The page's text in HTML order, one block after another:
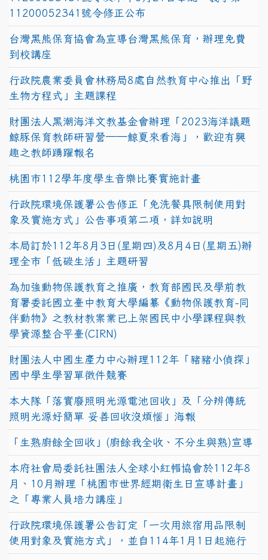
11200052341號令修正公布
台灣黑熊保育協會為宣導台灣黑熊保育，辦理免費
到校講座
行政院農業委員會林務局8處自然教育中心推出「野
生物方程式」主題課程
財團法人黑潮海洋文教基金會辦理「2023海洋議題
鯨豚保育教師研習營──鯨夏來看海」，歡迎有興
趣之教師踴躍報名
桃園市112學年度學生音樂比賽實施計畫
行政院環境保護署公告修正「免洗餐具限制使用對
象及實施方式」公告事項第二項，詳如說明
本局訂於112年8月3日(星期四)及8月4日(星期五)辦
理全市「低碳生活」主題研習
為加強動物保護教育之推廣，教育部國民及學前教
育署委託國立臺中教育大學編纂《動物保護教育-同
伴動物》之教材教案業已上架國民中小學課程與教
學資源整合平臺(CIRN)
財團法人中國生產力中心辦理112年「豬豬小偵探」
國中學生學習單徵件競賽
本大隊「落實廢照明光源電池回收」及「分辨傳統
照明光源好簡單 妥善回收沒煩惱」海報
「生熟廚餘全回收」(廚餘我全收、不分生與熟)宣導
本府社會局委託社團法人全球小紅帽協會於112年8
月、10月辦理「桃園市世界經期衛生日宣導計畫」
之「專業人員培力講座」
行政院環境保護署公告訂定「一次用旅宿用品限制
使用對象及實施方式」，並自114年1月1日起施行